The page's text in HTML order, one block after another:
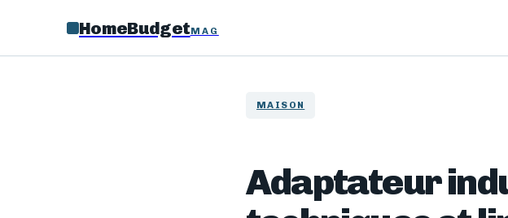
HomeBudgetMAG
MAISON
Adaptateur